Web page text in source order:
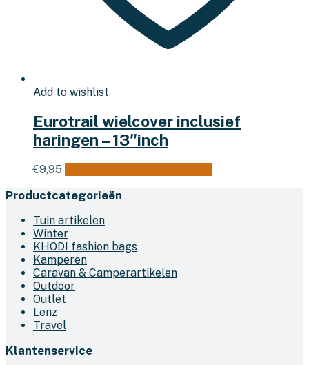
Add to wishlist
Eurotrail wielcover inclusief
haringen – 13″inch
€9,95
Productcategorieën
Tuin artikelen
Winter
KHODI fashion bags
Kamperen
Caravan & Camperartikelen
Outdoor
Outlet
Lenz
Travel
Klantenservice